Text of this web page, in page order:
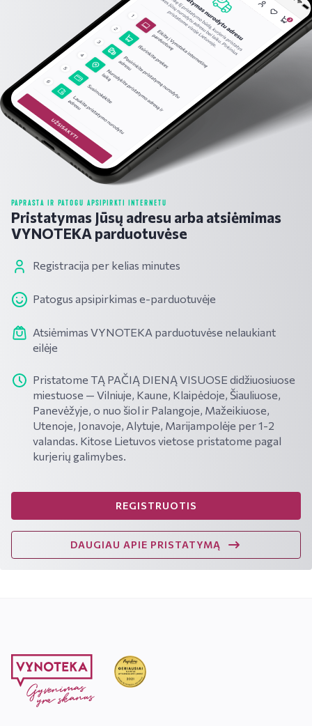
PAPRASTA IR PATOGU APSIPIRKTI INTERNETU
Pristatymas Jūsų adresu arba atsiėmimas
VYNOTEKA parduotuvėse
Registracija per kelias minutes
Patogus apsipirkimas e-parduotuvėje
Atsiėmimas VYNOTEKA parduotuvėse nelaukiant
eilėje
Pristatome TĄ PAČIĄ DIENĄ VISUOSE didžiuosiuose
miestuose — Vilniuje, Kaune, Klaipėdoje, Šiauliuose,
Panevėžyje, o nuo šiol ir Palangoje, Mažeikiuose,
Utenoje, Jonavoje, Alytuje, Marijampolėje per 1-2
valandas. Kitose Lietuvos vietose pristatome pagal
kurjerių galimybes.
REGISTRUOTIS
DAUGIAU APIE PRISTATYMĄ